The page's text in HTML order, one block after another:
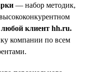
— набор методик,
клиент hh.ru.
компании по всем